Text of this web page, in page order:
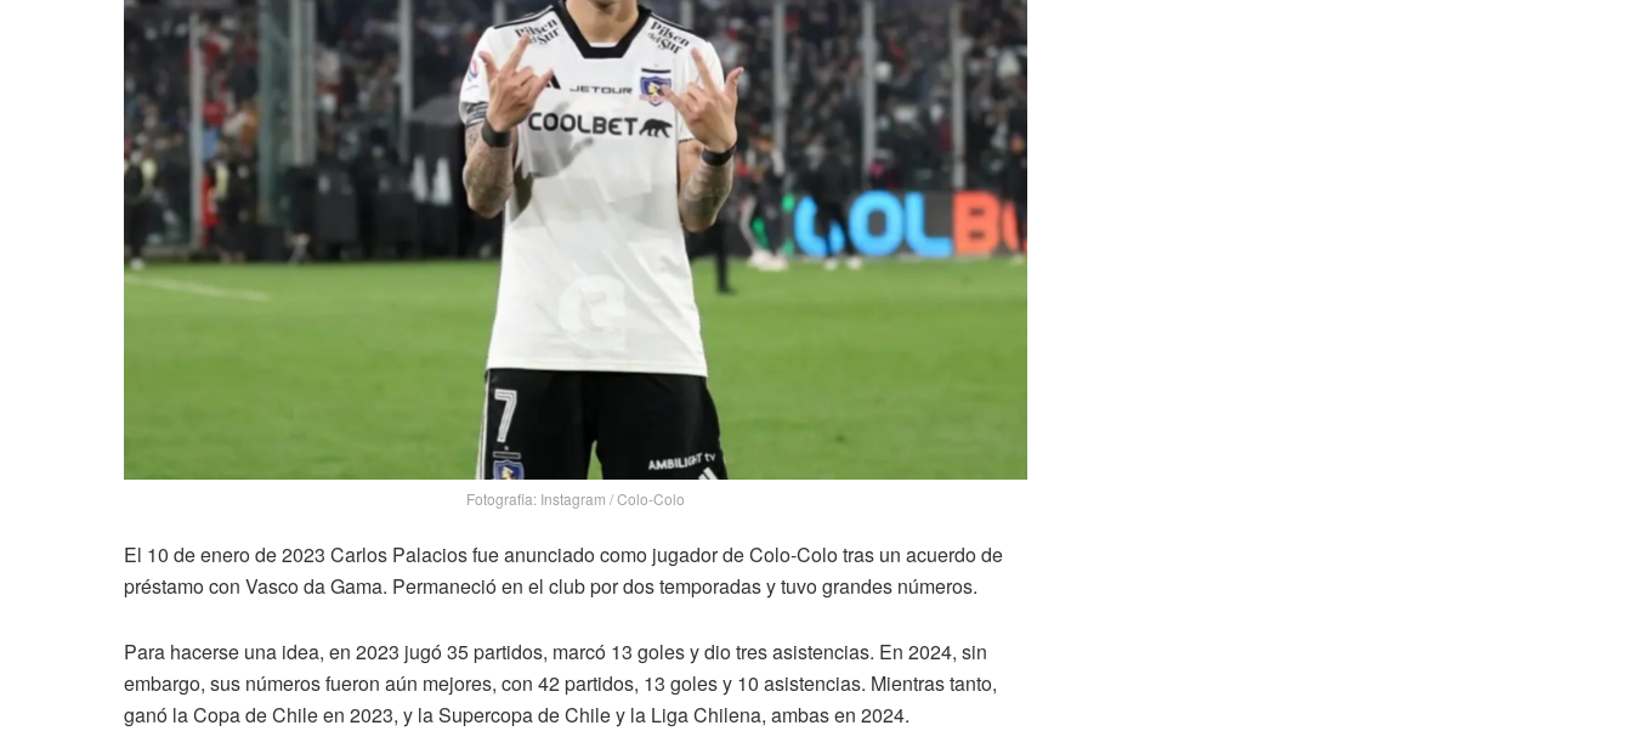
Fotografia: Instagram / Colo-Colo
El 10 de enero de 2023 Carlos Palacios fue anunciado como jugador de Colo-Colo tras un acuerdo de
préstamo con Vasco da Gama. Permaneció en el club por dos temporadas y tuvo grandes números.
Para hacerse una idea, en 2023 jugó 35 partidos, marcó 13 goles y dio tres asistencias. En 2024, sin
embargo, sus números fueron aún mejores, con 42 partidos, 13 goles y 10 asistencias. Mientras tanto,
ganó la Copa de Chile en 2023, y la Supercopa de Chile y la Liga Chilena, ambas en 2024.